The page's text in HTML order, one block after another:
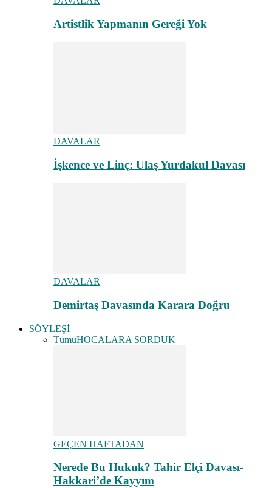
Artistlik Yapmanın Gereği Yok
DAVALAR
İşkence ve Linç: Ulaş Yurdakul Davası
DAVALAR
Demirtaş Davasında Karara Doğru
SÖYLEŞİ
TümüHOCALARA SORDUK
GEÇEN HAFTADAN
Nerede Bu Hukuk? Tahir Elçi Davası-
Hakkari’de Kayyım